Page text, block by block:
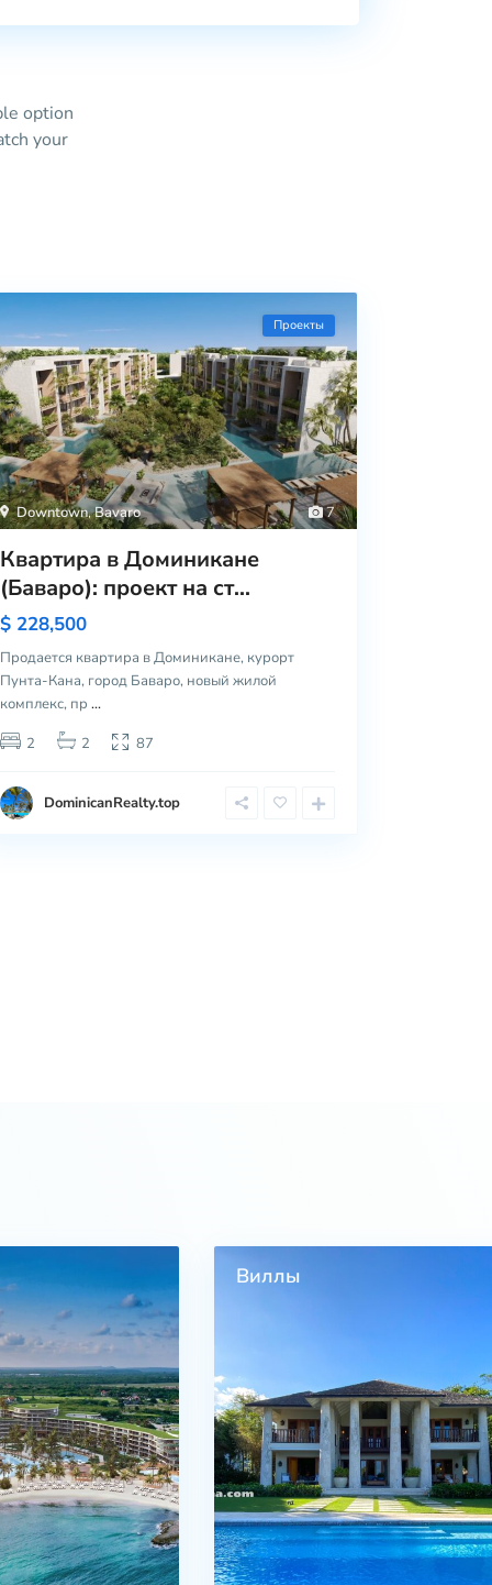
option
your
7
Downtown,Bavaro
Проекты
Квартира в Доминикане
(Баваро): проект на ст...
$ 228,500
Продается квартира в Доминикане, курорт
Пунта-Кана, город Баваро, новый жилой
комплекс, пр...
2
2 87
DominicanRealty.top
Виллы